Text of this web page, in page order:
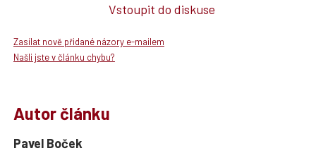
Vstoupit do diskuse
Zasílat nově přidané názory e-mailem
Našli jste v článku chybu?
Autor článku
Pavel Boček